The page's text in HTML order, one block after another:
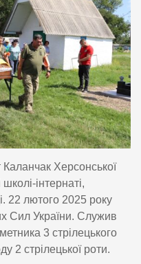
Херсонської
інтернаті,
22 лютого 2025 року
Сил України. Служив
3 стрілецького
2 стрілецької роти.